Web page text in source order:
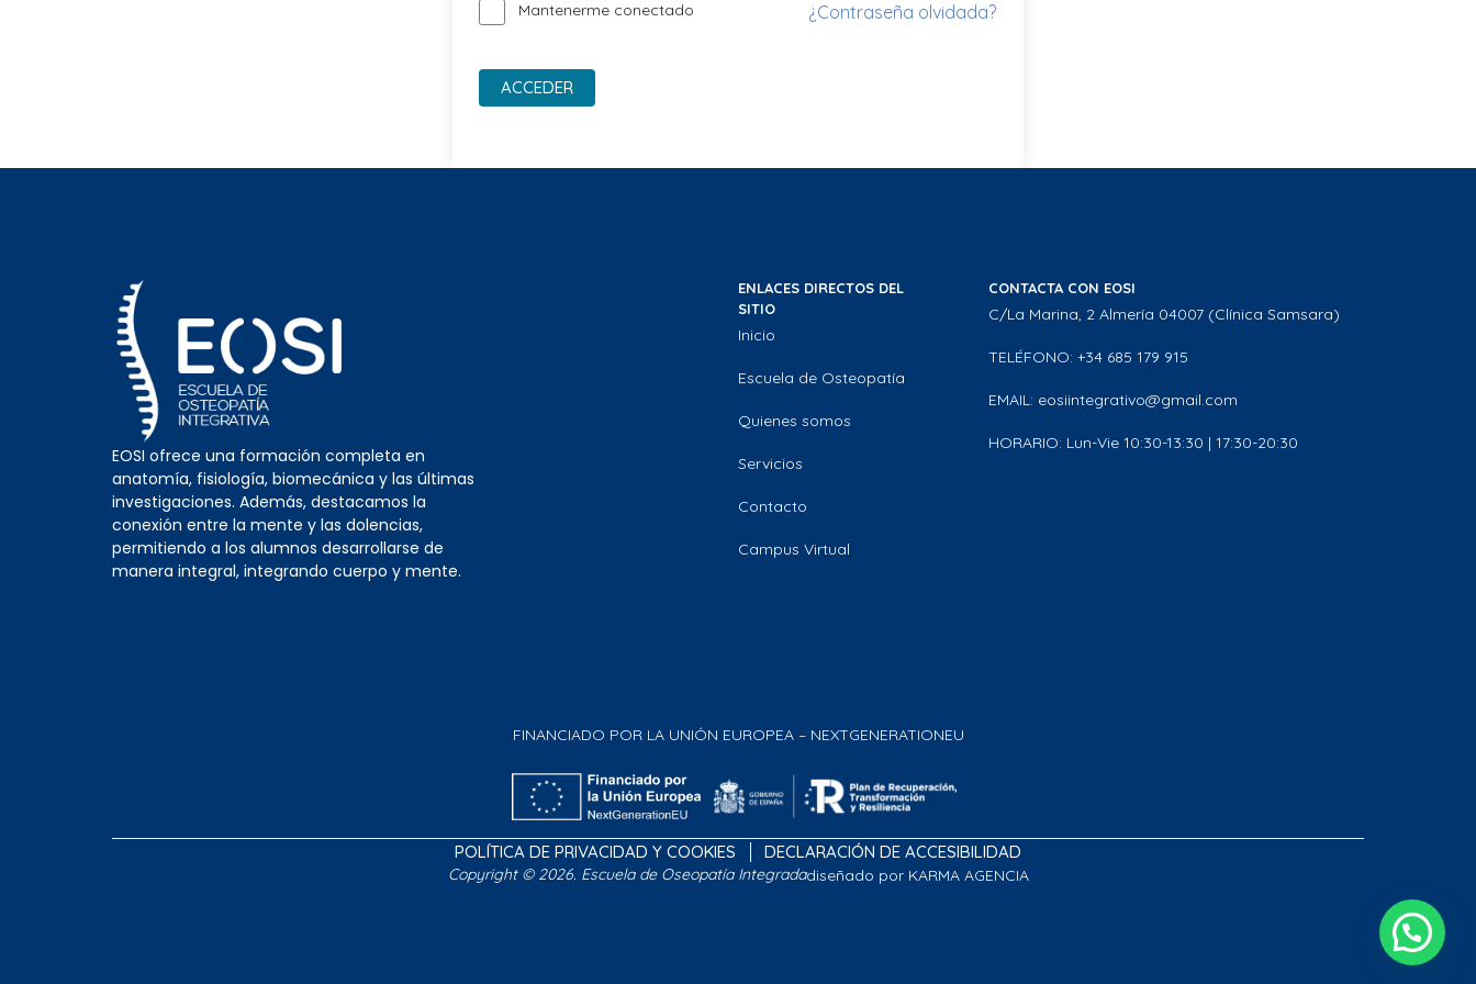
Mantenerme conectado ¿Contraseña olvidada?
ACCEDER
EOSI ofrece una formación completa en
anatomía, fisiología, biomecánica y las últimas
investigaciones. Además, destacamos la
conexión entre la mente y las dolencias,
permitiendo a los alumnos desarrollarse de
manera integral, integrando cuerpo y mente.
ENLACES DIRECTOS DEL
SITIO
Inicio
Escuela de Osteopatía
Quienes somos
Servicios
Contacto
Campus Virtual
CONTACTA CON EOSI
C/La Marina, 2 Almería 04007 (Clínica Samsara)
TELÉFONO: +34 685 179 915
EMAIL: eosiintegrativo@gmail.com
HORARIO: Lun-Vie 10:30-13:30 | 17:30-20:30
FINANCIADO POR LA UNIÓN EUROPEA – NEXTGENERATIONEU
POLÍTICA DE PRIVACIDAD Y COOKIES DECLARACIÓN DE ACCESIBILIDAD
Copyright © 2026. Escuela de Oseopatía Integradadiseñado por KARMA AGENCIA